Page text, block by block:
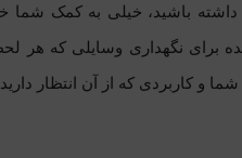
باشید، خیلی به کمک شما
برای نگهداری وسایلی که هر
و کاربردی که از آن انتظار